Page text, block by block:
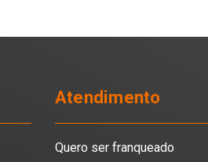
Atendimento
Quero ser franqueado